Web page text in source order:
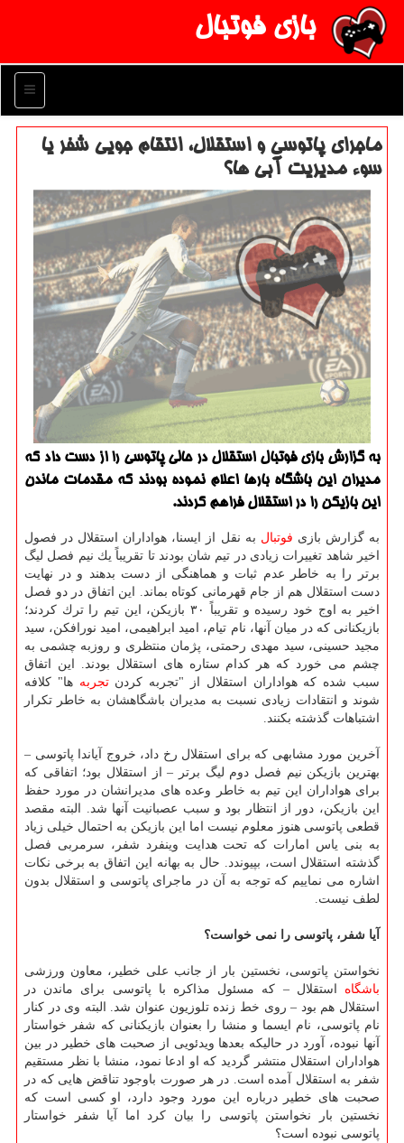
بازی فوتبال
منو
ماجرای پاتوسی و استقلال، انتقام جویی شفر یا
سوء مدیریت آبی ها؟
به گزارش بازی فوتبال استقلال در حالی پاتوسی را از دست داد كه
مدیران این باشگاه بارها اعلام نموده بودند كه مقدمات ماندن
این بازیكن را در استقلال فراهم كردند.
به گزارش بازی فوتبال به نقل از ایسنا، هواداران استقلال در فصول
اخیر شاهد تغییرات زیادی در تیم شان بودند تا تقریباً یك نیم فصل لیگ
برتر را به خاطر عدم ثبات و هماهنگی از دست بدهند و در نهایت
دست استقلال هم از جام قهرمانی كوتاه بماند. این اتفاق در دو فصل
اخیر به اوج خود رسیده و تقریباً ۳۰ بازیكن، این تیم را ترك كردند؛
بازیكنانی كه در میان آنها، نام تیام، امید ابراهیمی، امید نورافكن، سید
مجید حسینی، سید مهدی رحمتی، پژمان منتظری و روزبه چشمی به
چشم می خورد كه هر كدام ستاره های استقلال بودند. این اتفاق
سبب شده كه هواداران استقلال از "تجربه كردنتجربه ها" كلافه
شوند و انتقادات زیادی نسبت به مدیران باشگاهشان به خاطر تكرار
اشتباهات گذشته بكنند.
آخرین مورد مشابهی كه برای استقلال رخ داد، خروج آیاندا پاتوسی –
بهترین بازیكن نیم فصل دوم لیگ برتر – از استقلال بود؛ اتفاقی كه
برای هواداران این تیم به خاطر وعده های مدیرانشان در مورد حفظ
این بازیكن، دور از انتظار بود و سبب عصبانیت آنها شد. البته مقصد
قطعی پاتوسی هنوز معلوم نیست اما این بازیكن به احتمال خیلی زیاد
به بنی یاس امارات كه تحت هدایت وینفرد شفر، سرمربی فصل
گذشته استقلال است، بپیوندد. حال به بهانه این اتفاق به برخی نكات
اشاره می نماییم كه توجه به آن در ماجرای پاتوسی و استقلال بدون
لطف نیست.
آیا شفر، پاتوسی را نمی خواست؟
نخواستن پاتوسی، نخستین بار از جانب علی خطیر، معاون ورزشی
باشگاه استقلال – كه مسئول مذاكره با پاتوسی برای ماندن در
استقلال هم بود – روی خط زنده تلوزیون عنوان شد. البته وی در كنار
نام پاتوسی، نام ایسما و منشا را بعنوان بازیكنانی كه شفر خواستار
آنها نبوده، آورد در حالیكه بعدها ویدئویی از صحبت های خطیر در بین
هواداران استقلال منتشر گردید كه او ادعا نمود، منشا با نظر مستقیم
شفر به استقلال آمده است. در هر صورت باوجود تناقض هایی كه در
صحبت های خطیر درباره این مورد وجود دارد، او كسی است كه
نخستین بار نخواستن پاتوسی را بیان كرد اما آیا شفر خواستار
پاتوسی نبوده است؟